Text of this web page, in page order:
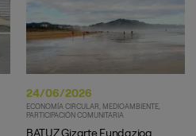
24/06/2026
ECONOMÍA CIRCULAR MEDIOAMBIENTE
PARTICIPACIÓN COMUNITARIA
BATUZ Gizarte Fundazioa